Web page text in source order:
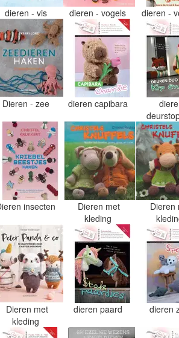
dieren - vis dieren - vogels dieren -
Dieren - zee dieren capibara
insecten
Dieren met
kleding
Dieren
Dieren met
kleding
dieren paard dieren